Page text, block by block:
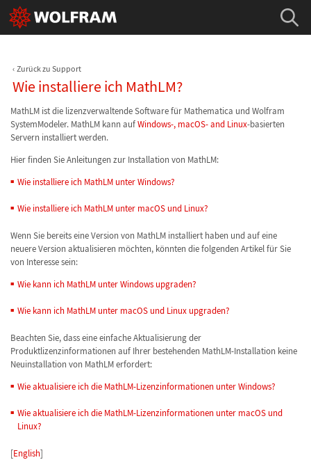
Zurück zu Support
Wie installiere ich MathLM?
MathLM ist die lizenzverwaltende Software für Mathematica und Wolfram
SystemModeler. MathLM kann aufWindows-, macOS- and Linux-basierten
Servern installiert werden.
Hier finden Sie Anleitungen zur Installation von MathLM:
Wie installiere ich MathLM unter Windows?
Wie installiere ich MathLM unter macOS und Linux?
Wenn Sie bereits eine Version von MathLM installiert haben und auf eine
neuere Version aktualisieren möchten, könnten die folgenden Artikel für Sie
von Interesse sein:
Wie kann ich MathLM unter Windows upgraden?
Wie kann ich MathLM unter macOS und Linux upgraden?
Beachten Sie, dass eine einfache Aktualisierung der
Produktlizenzinformationen auf Ihrer bestehenden MathLM-Installation keine
Neuinstallation von MathLM erfordert:
Wie aktualisiere ich die MathLM-Lizenzinformationen unter Windows?
Wie aktualisiere ich die MathLM-Lizenzinformationen unter macOS und
Linux?
[English]